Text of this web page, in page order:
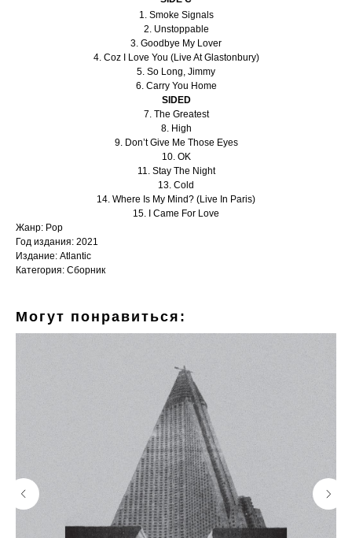
1. Smoke Signals
2. Unstoppable
3. Goodbye My Lover
4. Coz I Love You (Live At Glastonbury)
5. So Long, Jimmy
6. Carry You Home
SIDED
7. The Greatest
8. High
9. Don’t Give Me Those Eyes
10. OK
11. Stay The Night
13. Cold
14. Where Is My Mind? (Live In Paris)
15. I Came For Love
Жанр: Pop
Год издания: 2021
Издание: Atlantic
Категория: Сборник
Могут понравиться: